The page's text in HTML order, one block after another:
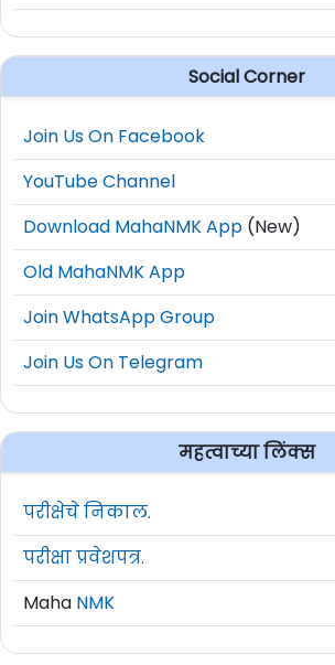
Social Corner
Join Us On Facebook
YouTube Channel
Download MahaNMK App (New)
Old MahaNMK App
Join WhatsApp Group
Join Us On Telegram
महत्वाच्या लिंक्स
परीक्षेचे निकाल.
परीक्षा प्रवेशपत्र.
Maha NMK